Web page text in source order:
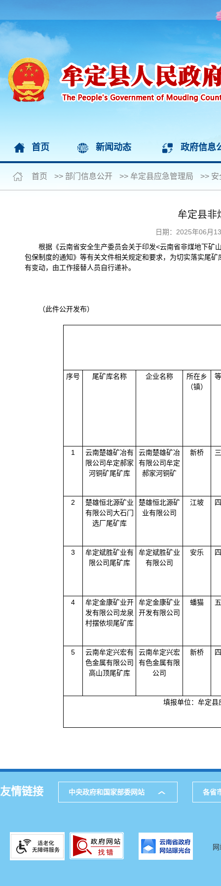
首页 新闻动态 政府信息
首页 >> 部门信息公开 >> 牟定县应急管理局 >> 安
牟定县非
日期：2025年06月
根据《云南省安全生产委员会关于印发<云南省非煤地下矿
包保制度的通知》等有关文件相关规定和要求，为切实落实尾
有变动，由工作接替人员自行递补。
（此件公开发布）
序号 尾矿库名称 企业名称
所在乡
（镇）
1
云南楚雄矿冶有
限公司牟定郝家
河铜矿尾矿库
云南楚雄矿冶
有限公司牟定
郝家河铜矿
新桥
2
楚雄恒北源矿业
有限公司大石门
选厂尾矿库
楚雄恒北源矿
业有限公司
江坡
3
牟定斌胜矿业有
限公司尾矿库
牟定斌胜矿业
有限公司
安乐
4
牟定金康矿业开
发有限公司龙泉
村摆依坝尾矿库
牟定金康矿业
开发有限公司
蟠猫
5
云南牟定兴宏有
色金属有限公司
高山顶尾矿库
云南牟定兴宏
有色金属有限
公司
新桥
填报单位：牟定
友情链接 中央政府和国家部委网站 各省